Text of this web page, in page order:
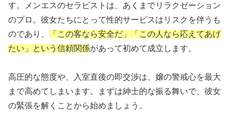
す。メンエスのセラピストは、あくまでリラクゼーション
のプロ。彼女たちにとって性的サービスはリスクを伴うも
のであり、
「この客なら安全だ」「この人なら応えてあげ
たい」という信頼関係があって初めて成立します。
高圧的な態度や、入室直後の即交渉は、嬢の警戒心を最大
まで高めてしまいます。まずは紳士的な振る舞いで、彼女
の緊張を解くことから始めましょう。